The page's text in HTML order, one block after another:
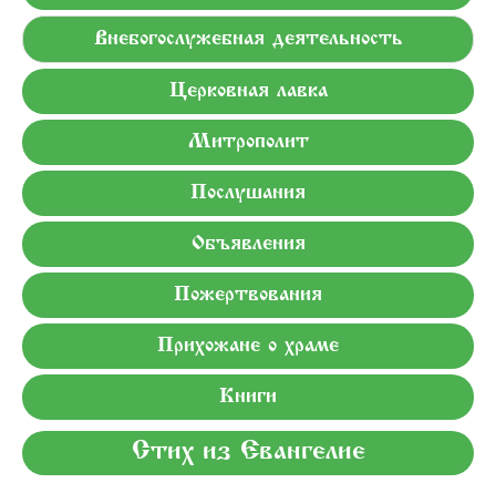
Внебогослужебная деятельность
Церковная лавка
Митрополит
Послушания
Объявления
Пожертвования
Прихожане о храме
Книги
Стих из Евангелие